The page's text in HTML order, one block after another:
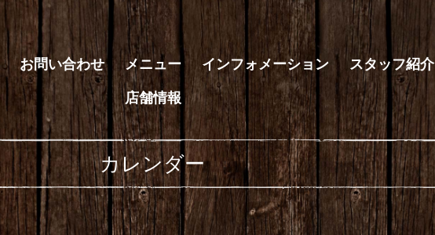
お問い合わせ メニュー インフォメーション スタッフ紹介
店舗情報
カレンダー